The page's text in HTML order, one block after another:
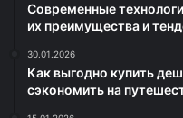
Современные
их преимущества и
30.01.2026
Как выгодно купить
сэкономить на